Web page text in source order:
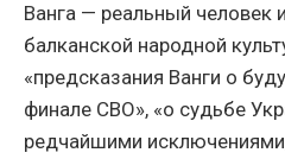
Ванга — реальный человек
балканской народной
«предсказания Ванги о
финале СВО», «о судьбе
редчайшими